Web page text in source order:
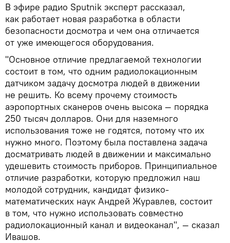
В эфире радио Sputnik эксперт рассказал,
как работает новая разработка в области
безопасности досмотра и чем она отличается
от уже имеющегося оборудования.
"Основное отличие предлагаемой технологии
состоит в том, что одним радиолокационным
датчиком задачу досмотра людей в движении
не решить. Ко всему прочему стоимость
аэропортных сканеров очень высока — порядка
250 тысяч долларов. Они для наземного
использования тоже не годятся, потому что их
нужно много. Поэтому была поставлена задача
досматривать людей в движении и максимально
удешевить стоимость приборов. Принципиальное
отличие разработки, которую предложил наш
молодой сотрудник, кандидат физико-
математических наук Андрей Журавлев, состоит
в том, что нужно использовать совместно
радиолокационный канал и видеоканал", — сказал
Ивашов.